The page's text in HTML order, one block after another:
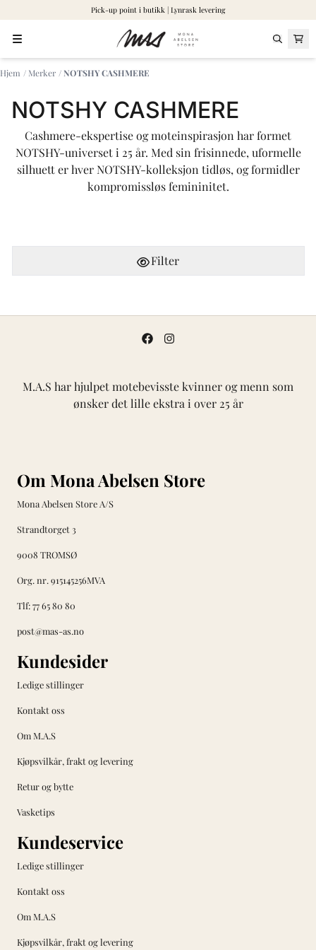
Pick-up point i butikk | Lynrask levering
Hjem / Merker / NOTSHY CASHMERE
NOTSHY CASHMERE
Cashmere-ekspertise og moteinspirasjon har formet
NOTSHY-universet i 25 år. Med sin frisinnede, uformelle
silhuett er hver NOTSHY-kolleksjon tidløs, og formidler
kompromissløs femininitet.
Filter
M.A.S har hjulpet motebevisste kvinner og menn som
ønsker det lille ekstra i over 25 år
Om Mona Abelsen Store
Mona Abelsen Store A/S
Strandtorget 3
9008 TROMSØ
Org. nr. 915145256MVA
Tlf:77 65 80 80
post@mas-as.no
Kundesider
Ledige stillinger
Kontakt oss
Om M.A.S
Kjøpsvilkår, frakt og levering
Retur og bytte
Vasketips
Kundeservice
Ledige stillinger
Kontakt oss
Om M.A.S
Kjøpsvilkår, frakt og levering